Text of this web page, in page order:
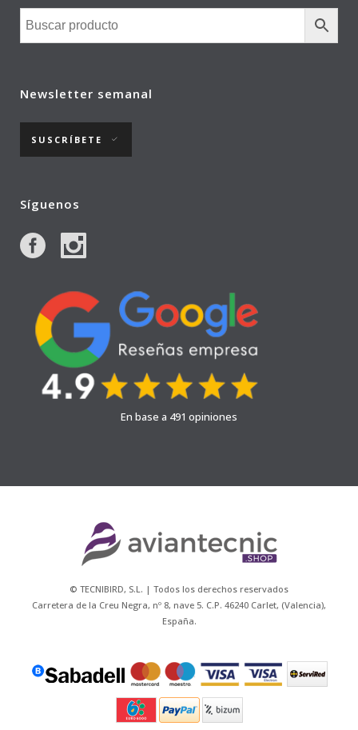
Newsletter semanal
SUSCRÍBETE
Síguenos
En base a 491 opiniones
© TECNIBIRD, S.L. | Todos los derechos reservados
Carretera de la Creu Negra, nº 8, nave 5. C.P. 46240 Carlet, (Valencia),
España.